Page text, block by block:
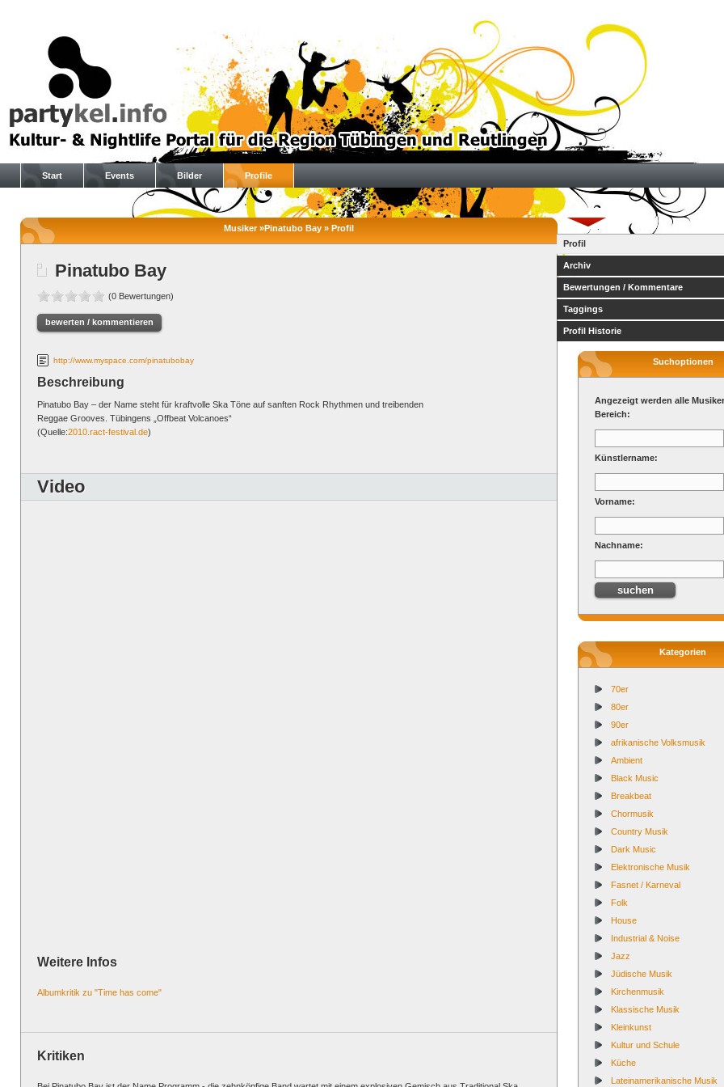
Start Events Bilder Profile
Musiker »Pinatubo Bay » Profil
Pinatubo Bay
(0 Bewertungen)
bewerten / kommentieren
http://www.myspace.com/pinatubobay
Beschreibung
Pinatubo Bay – der Name steht für kraftvolle Ska Töne auf sanften Rock Rhythmen und treibenden
Reggae Grooves. Tübingens „Offbeat Volcanoes“
(Quelle:2010.ract-festival.de)
Video
Weitere Infos
Albumkritik zu "Time has come"
Kritiken
Profil
Archiv
Bewertungen / Kommentare
Taggings
Profil Historie
Suchoptionen
Angezeigt werden alle
Bereich:
Künstlername:
Vorname:
Nachname:
Kategorien
70er
80er
90er
afrikanische Volksmusik
Ambient
Black Music
Breakbeat
Chormusik
Country Musik
Dark Music
Elektronische Musik
Fasnet / Karneval
Folk
House
Industrial & Noise
Jazz
Jüdische Musik
Kirchenmusik
Klassische Musik
Kleinkunst
Kultur und Schule
Küche
Lateinamerikanische Musik